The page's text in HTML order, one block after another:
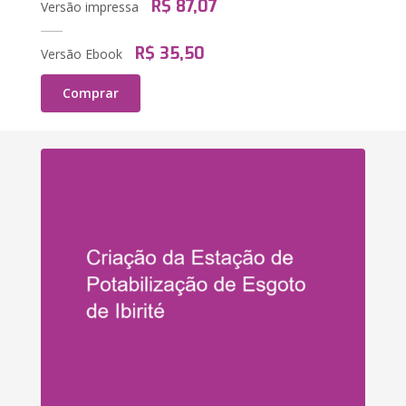
Versão impressa R$ 87,07
Versão Ebook R$ 35,50
Comprar